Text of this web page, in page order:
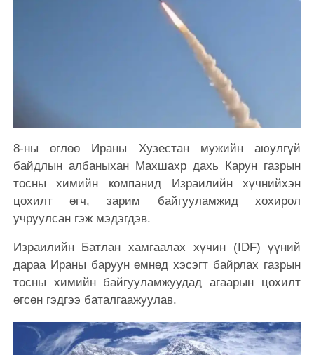
8-ны өглөө Ираны Хузестан мужийн аюулгүй
байдлын албаныхан Махшахр дахь Карун газрын
тосны химийн компанид Израилийн хүчнийхэн
цохилт өгч, зарим байгууламжид хохирол
учруулсан гэж мэдэгдэв.
Израилийн Батлан ​​​​хамгаалах хүчин (IDF) үүний
дараа Ираны баруун өмнөд хэсэгт байрлах газрын
тосны химийн байгууламжуудад агаарын цохилт
өгсөн гэдгээ баталгаажуулав.